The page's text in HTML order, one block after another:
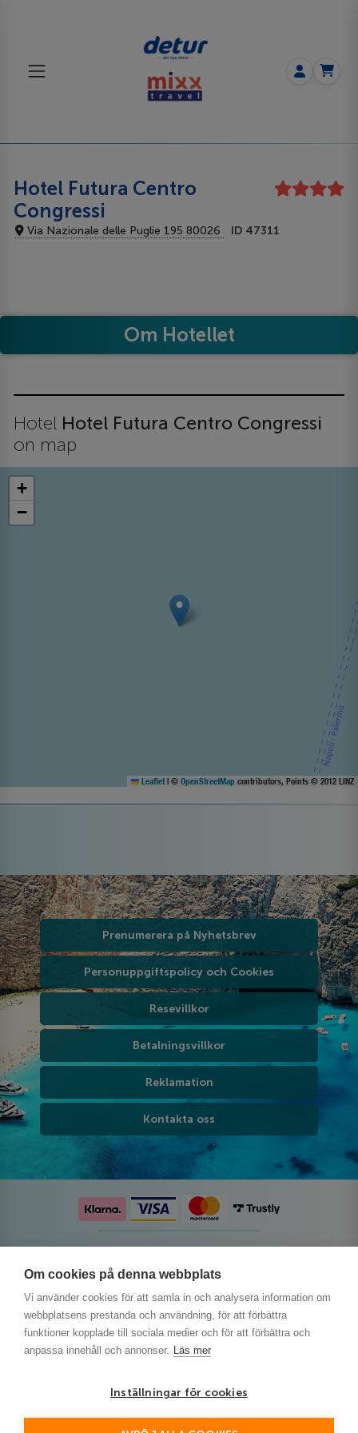
Om cookies på denna webbplats
Vi använder cookies för att samla in och analysera information om
webbplatsens prestanda och användning, för att förbättra
funktioner kopplade till sociala medier och för att förbättra och
anpassa innehåll och annonser. Läs mer
Inställningar för cookies
Hotel Futura Centro
Congressi
Via Nazionale delle Puglie 195 80026 ID 47311
Om Hotellet
Hotel Hotel Futura Centro Congressi
on map
+
−
Leaflet | © OpenStreetMap contributors, Points © 2012 LINZ
Prenumerera på Nyhetsbrev
Personuppgiftspolicy och Cookies
Resevillkor
Betalningsvillkor
Reklamation
Kontakta oss